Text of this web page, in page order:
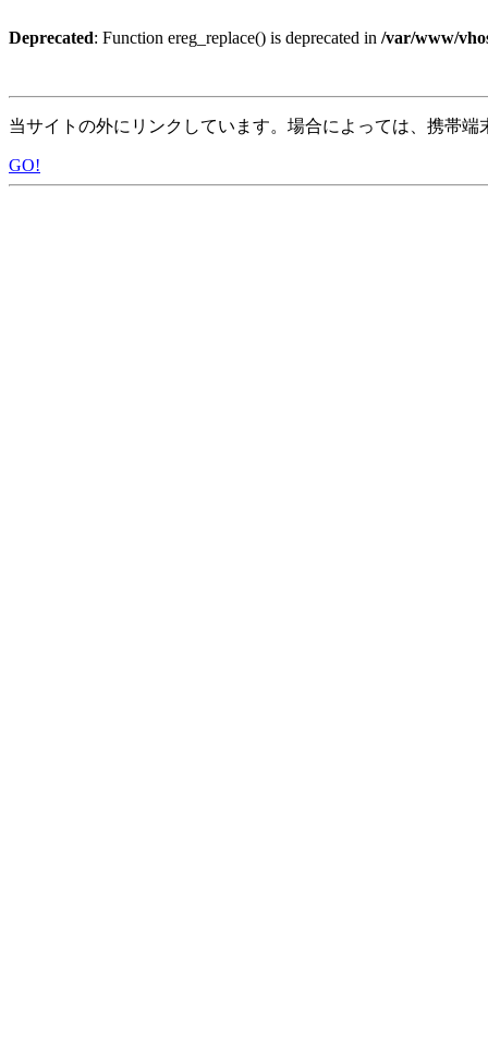
Deprecated: Function ereg_replace() is deprecated in /var/www/
当サイトの外にリンクしています。場合によっては、携帯
GO!